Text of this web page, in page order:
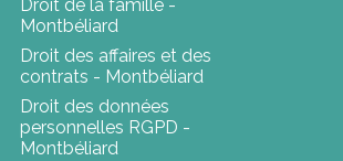
Droit de la famille -
Montbéliard
Droit des affaires et des
contrats - Montbéliard
Droit des données
personnelles RGPD -
Montbéliard